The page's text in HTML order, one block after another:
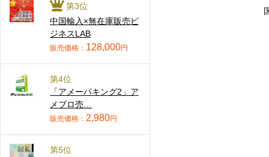
第3位
中国輸入×無在庫販売ビ
ジネスLAB
販売価格： 128,000円
第4位
「アメーバキング2」ア
メブロ売…
販売価格： 2,980円
第5位